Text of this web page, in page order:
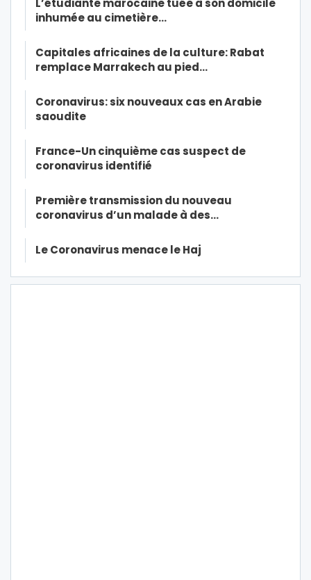
L’étudiante marocaine tuée à son domicile
inhumée au cimetière…
Capitales africaines de la culture: Rabat
remplace Marrakech au pied…
Coronavirus: six nouveaux cas en Arabie
saoudite
France-Un cinquième cas suspect de
coronavirus identifié
Première transmission du nouveau
coronavirus d’un malade à des…
Le Coronavirus menace le Haj